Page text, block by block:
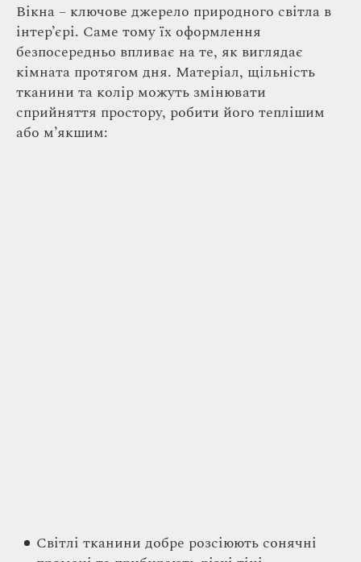
Вікна – ключове джерело природного світла в
інтер’єрі. Саме тому їх оформлення
безпосередньо впливає на те, як виглядає
кімната протягом дня. Матеріал, щільність
тканини та колір можуть змінювати
сприйняття простору, робити його теплішим
або м’якшим:
Світлі тканини добре розсіюють сонячні